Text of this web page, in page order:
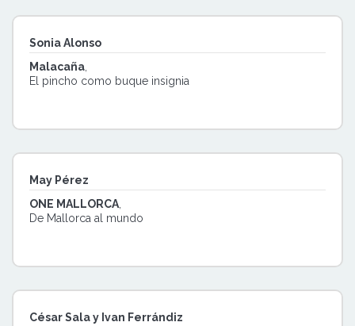
Sonia Alonso
Malacaña
El pincho como buque insignia
May Pérez
ONE MALLORCA
De Mallorca al mundo
César Sala y Ivan Ferrándiz